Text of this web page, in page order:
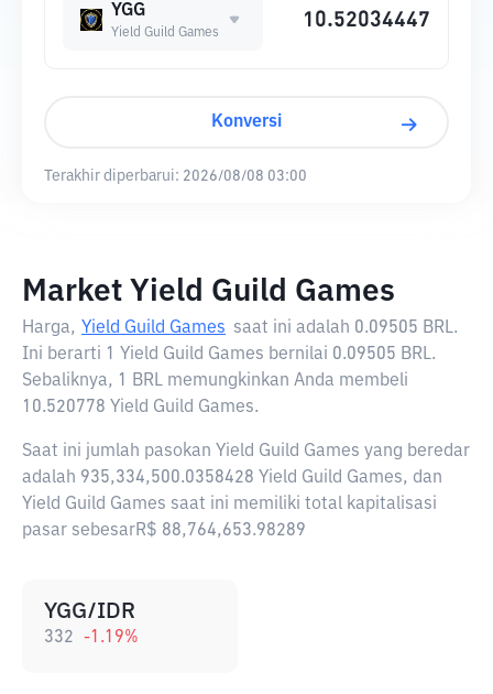
YGG
Yield Guild Games
Konversi
Terakhir diperbarui: 2026/08/08 03:00
Market Yield Guild Games
Harga, Yield Guild Games saat ini adalah 0.09505 BRL.
Ini berarti 1 Yield Guild Games bernilai 0.09505 BRL.
Sebaliknya, 1 BRL memungkinkan Anda membeli
10.520778 Yield Guild Games.
Saat ini jumlah pasokan Yield Guild Games yang beredar
adalah 935,334,500.0358428 Yield Guild Games, dan
Yield Guild Games saat ini memiliki total kapitalisasi
pasar sebesarR$ 88,764,653.98289
YGG/IDR
332 -1.19%